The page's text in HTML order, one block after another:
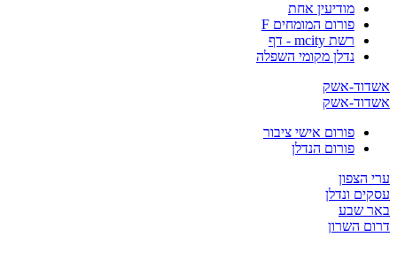
מודיעין אחת
פורום המומחים F
רשת mcity - דף
נדלן מקומי השפלה
אשק
אשק
פורום אישי ציבור
פורום הנדלן
ונדלן